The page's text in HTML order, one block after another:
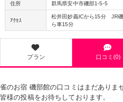
住所 群馬県安中市磯部1-5-5
ｱｸｾｽ
松井田妙義ICから15分 JR
ら車15分
プラン 口コミ(0)
雀のお宿 磯部館の口コミはまだありま
皆様の投稿をお待ちしております。